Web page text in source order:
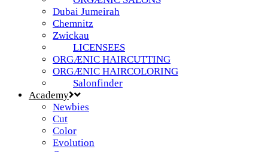
Dubai Jumeirah
Chemnitz
Zwickau
LICENSEES
ORGÆNIC HAIRCUTTING
ORGÆNIC HAIRCOLORING
Salonfinder
Academy
Newbies
Cut
Color
Evolution